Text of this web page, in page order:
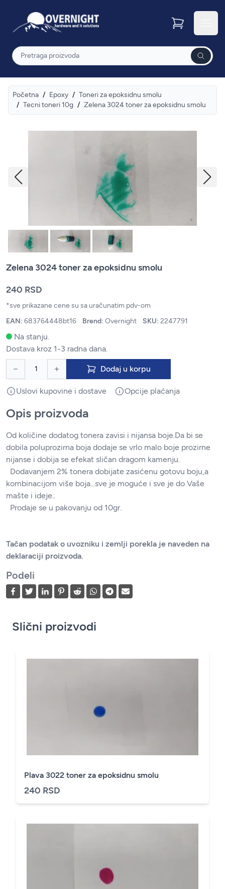
Overnight
Pretraga
Početna / Epoxy / Toneri za epoksidnu smolu
/ Tecni toneri 10g / Zelena 3024 toner za epoksidnu smolu
Zelena 3024 toner za epoksidnu smolu
240 RSD
*sve prikazane cene su sa uračunatim pdv-om
EAN: 683764448bt16 Brend: Overnight SKU: 2247791
Na stanju.
Dostava kroz 1-3 radna dana.
Dodaj u korpu
Uslovi kupovine i dostave Opcije plaćanja
Opis proizvoda
Od količine dodatog tonera zavisi i nijansa boje.Da bi se
dobila poluprozirna boja dodaje se vrlo malo boje prozirne
nijanse i dobija se efekat sličan dragom kamenju.
Dodavanjem 2% tonera dobijate zasićenu gotovu boju,a
kombinacijom više boja...sve je moguće i sve je do Vaše
mašte i ideje..
Prodaje se u pakovanju od 10gr.
Tačan podatak o uvozniku i zemlji porekla je naveden na
deklaraciji proizvoda.
Podeli
Slični proizvodi
Plava 3022 toner za epoksidnu smolu
240 RSD